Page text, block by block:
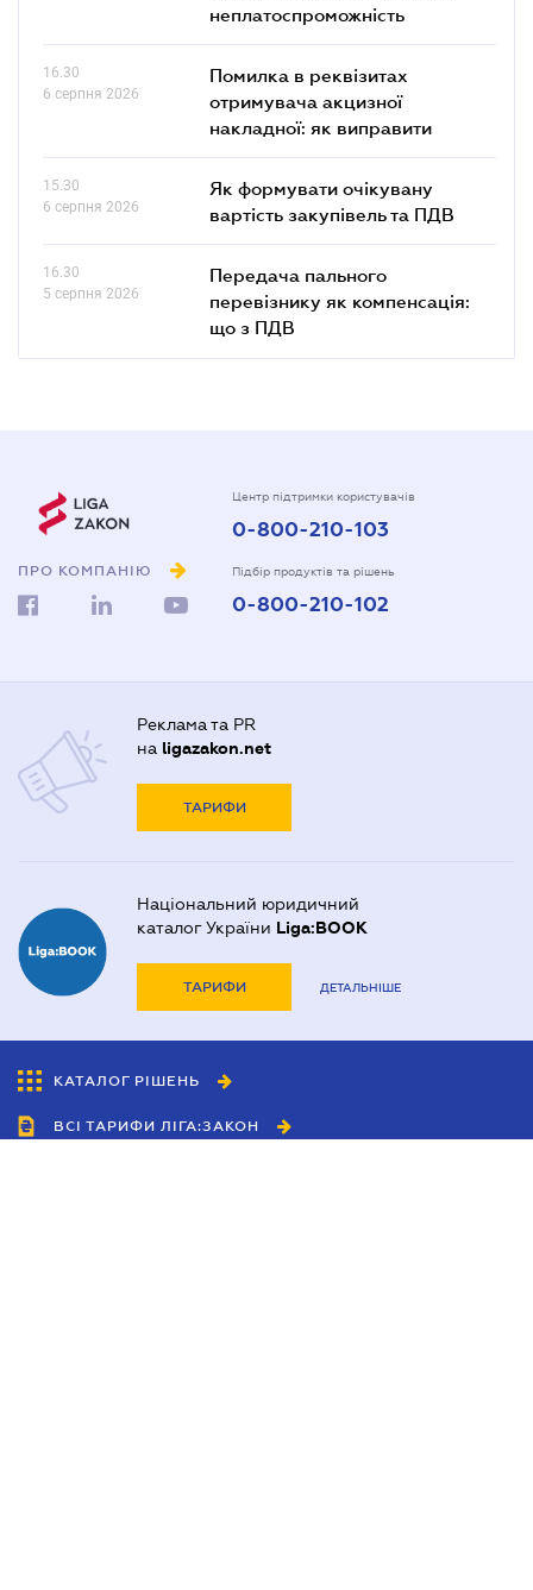
неплатоспроможність
16.30
6 серпня 2026
Помилка в реквізитах
отримувача акцизної
накладної: як виправити
15.30
6 серпня 2026
Як формувати очікувану
вартість закупівель та ПДВ
16.30
5 серпня 2026
Передача пального
перевізнику як компенсація:
що з ПДВ
ПРО КОМПАНІЮ
Центр підтримки користувачів
0-800-210-103
Підбір продуктів та рішень
0-800-210-102
Реклама та PR
на ligazakon.net
ТАРИФИ
Національний юридичний
каталог України Liga:BOOK
ТАРИФИ ДЕТАЛЬНІШЕ
КАТАЛОГ РІШЕНЬ
ВСІ ТАРИФИ ЛІГА:ЗАКОН